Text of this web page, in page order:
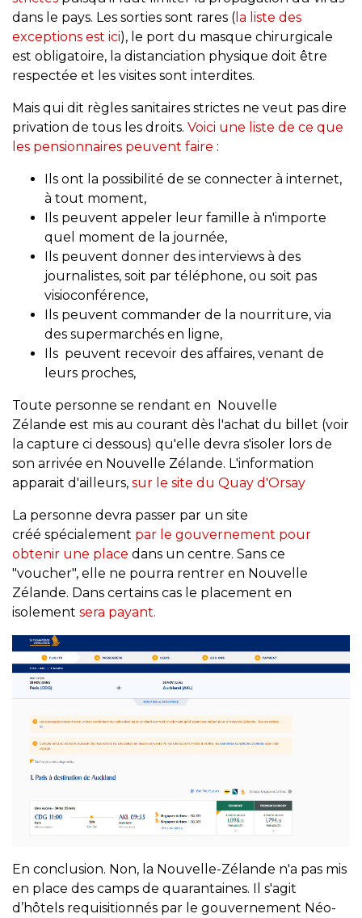
dans le pays. Les sorties sont rares ( la liste des
exceptions est ici), le port du masque chirurgicale
est obligatoire, la distanciation physique doit être
respectée et les visites sont interdites.
Mais qui dit règles sanitaires strictes ne veut pas dire
privation de tous les droits. Voici une liste de ce que
les pensionnaires peuvent faire :
Ils ont la possibilité de se connecter à internet,
à tout moment,
Ils peuvent appeler leur famille à n'importe
quel moment de la journée,
Ils peuvent donner des interviews à des
journalistes, soit par téléphone, ou soit pas
visioconférence,
Ils peuvent commander de la nourriture, via
des supermarchés en ligne,
Ils peuvent recevoir des affaires, venant de
leurs proches,
Toute personne se rendant en Nouvelle
Zélande est mis au courant dès l'achat du billet (voir
la capture ci dessous) qu'elle devra s'isoler lors de
son arrivée en Nouvelle Zélande. L'information
apparait d'ailleurs, sur le site du Quay d'Orsay
La personne devra passer par un site
créé spécialement par le gouvernement pour
obtenir une place dans un centre. Sans ce
"voucher", elle ne pourra rentrer en Nouvelle
Zélande. Dans certains cas le placement en
isolement sera payant.
En conclusion. Non, la Nouvelle-Zélande n'a pas mis
en place des camps de quarantaines. Il s'agit
d’hôtels requisitionnés par le gouvernement Néo-